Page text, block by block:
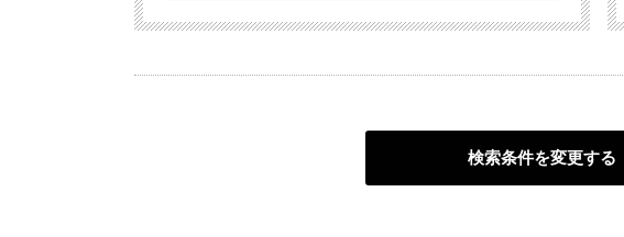
検索条件を変更する